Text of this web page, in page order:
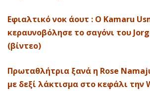
Εφιαλτικό νοκ άουτ : Ο Kamaru
κεραυνοβόλησε το σαγόνι του
(βίντεο)
Πρωταθλήτρια ξανά η Rose
με δεξί λάκτισμα στο κεφάλι την